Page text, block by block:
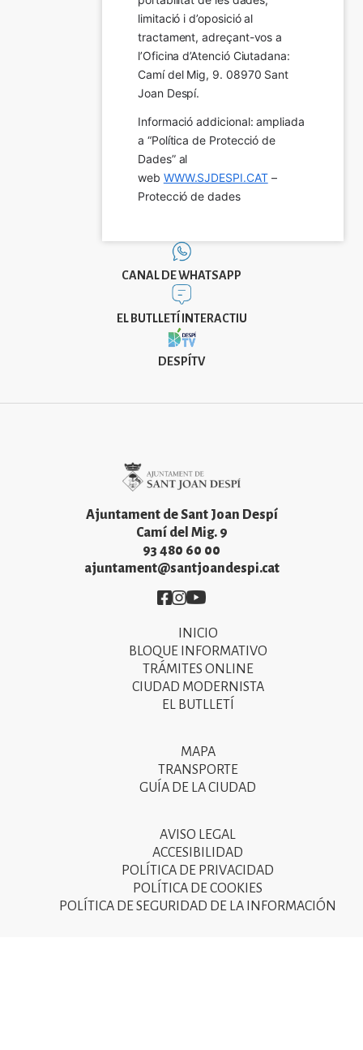
limitació i d’oposició al
tractament, adreçant-vos a
l’Oficina d’Atenció Ciutadana:
Camí del Mig, 9. 08970 Sant
Joan Despí.
Informació addicional: ampliada
a “Política de Protecció de
Dades” al
web WWW.SJDESPI.CAT –
Protecció de dades
CANAL DE WHATSAPP
EL BUTLLETÍ INTERACTIU
DESPÍTV
Ajuntament de Sant Joan Despí
Camí del Mig. 9
93 480 60 00
ajuntament@santjoandespi.cat
Imatge
Imatge
Imatge
INICIO
BLOQUE INFORMATIVO
TRÁMITES ONLINE
CIUDAD MODERNISTA
EL BUTLLETÍ
MAPA
TRANSPORTE
GUÍA DE LA CIUDAD
AVISO LEGAL
ACCESIBILIDAD
POLÍTICA DE PRIVACIDAD
POLÍTICA DE COOKIES
POLÍTICA DE SEGURIDAD DE LA INFORMACIÓN